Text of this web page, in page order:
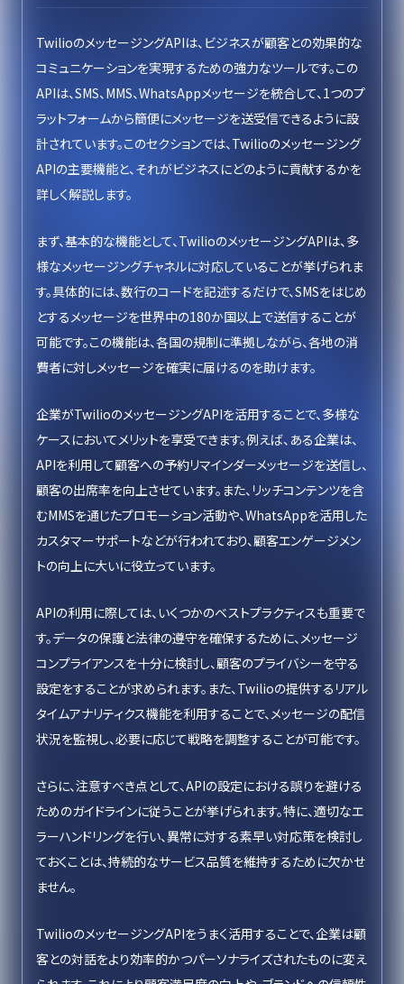
TwilioのメッセージングAPIは、ビジネスが顧客との効果的な
コミュニケーションを実現するための強力なツールです。この
APIは、SMS、MMS、WhatsAppメッセージを統合して、1つのプ
ラットフォームから簡便にメッセージを送受信できるように設
計されています。このセクションでは、Twilioのメッセージング
APIの主要機能と、それがビジネスにどのように貢献するかを
詳しく解説します。
まず、基本的な機能として、TwilioのメッセージングAPIは、多
様なメッセージングチャネルに対応していることが挙げられま
す。具体的には、数行のコードを記述するだけで、SMSをはじめ
とするメッセージを世界中の180か国以上で送信することが
可能です。この機能は、各国の規制に準拠しながら、各地の消
費者に対しメッセージを確実に届けるのを助けます。
企業がTwilioのメッセージングAPIを活用することで、多様な
ケースにおいてメリットを享受できます。例えば、ある企業は、
APIを利用して顧客への予約リマインダーメッセージを送信し、
顧客の出席率を向上させています。また、リッチコンテンツを含
むMMSを通じたプロモーション活動や、WhatsAppを活用した
カスタマーサポートなどが行われており、顧客エンゲージメン
トの向上に大いに役立っています。
APIの利用に際しては、いくつかのベストプラクティスも重要で
す。データの保護と法律の遵守を確保するために、メッセージ
コンプライアンスを十分に検討し、顧客のプライバシーを守る
設定をすることが求められます。また、Twilioの提供するリアル
タイムアナリティクス機能を利用することで、メッセージの配信
状況を監視し、必要に応じて戦略を調整することが可能です。
さらに、注意すべき点として、APIの設定における誤りを避ける
ためのガイドラインに従うことが挙げられます。特に、適切なエ
ラーハンドリングを行い、異常に対する素早い対応策を検討し
ておくことは、持続的なサービス品質を維持するために欠かせ
ません。
TwilioのメッセージングAPIをうまく活用することで、企業は顧
客との対話をより効率的かつパーソナライズされたものに変え